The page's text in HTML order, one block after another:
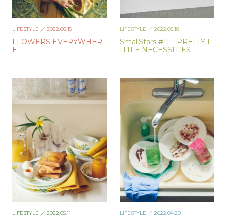
LIFESTYLE ／ 2022.06.15
FLOWERS EVERYWHER
E
LIFESTYLE ／ 2022.05.18
SmallStars #11 PRETTY L
ITTLE NECESSITIES
LIFESTYLE ／ 2022.05.11 LIFESTYLE ／ 2022.04.20